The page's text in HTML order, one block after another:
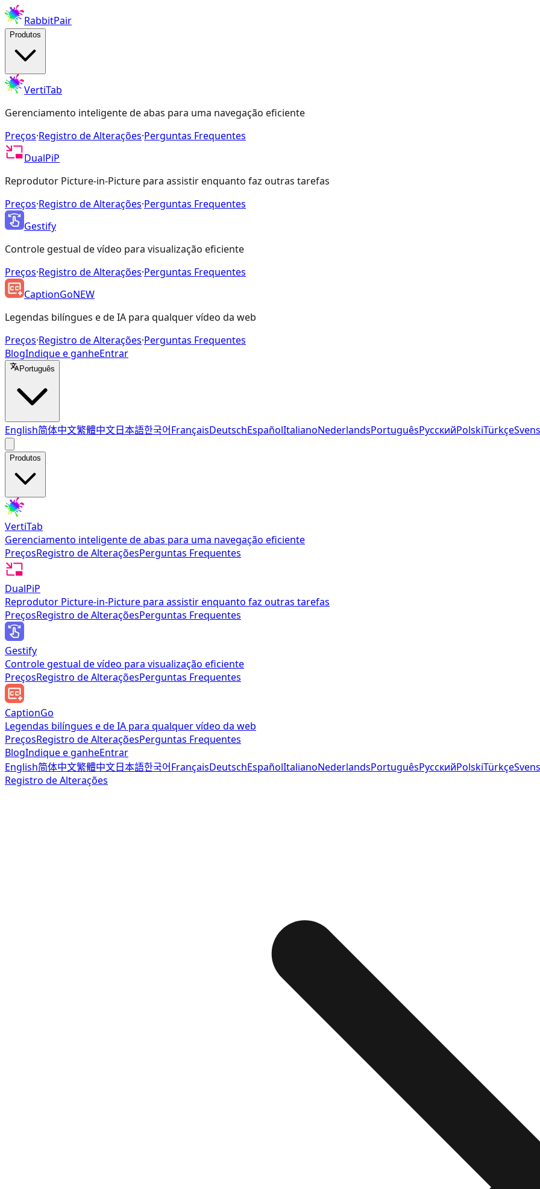
RabbitPair
Produtos
VertiTab
Gerenciamento inteligente de abas para uma navegação eficiente
Preços·Registro de Alterações·Perguntas Frequentes
DualPiP
Reprodutor Picture-in-Picture para assistir enquanto faz outras tarefas
Preços·Registro de Alterações·Perguntas Frequentes
Gestify
Controle gestual de vídeo para visualização eficiente
Preços·Registro de Alterações·Perguntas Frequentes
CaptionGoNEW
Legendas bilíngues e de IA para qualquer vídeo da web
Preços·Registro de Alterações·Perguntas Frequentes
BlogIndique e ganheEntrar
Português
English简体中文繁體中文日本語한국어FrançaisDeutschEspañolItalianoNederlandsPortuguêsРусскийPolskiTürkçe
Produtos
VertiTab
Gerenciamento inteligente de abas para uma navegação eficiente
PreçosRegistro de AlteraçõesPerguntas Frequentes
DualPiP
Reprodutor Picture-in-Picture para assistir enquanto faz outras tarefas
PreçosRegistro de AlteraçõesPerguntas Frequentes
Gestify
Controle gestual de vídeo para visualização eficiente
PreçosRegistro de AlteraçõesPerguntas Frequentes
CaptionGo
Legendas bilíngues e de IA para qualquer vídeo da web
PreçosRegistro de AlteraçõesPerguntas Frequentes
BlogIndique e ganheEntrar
English简体中文繁體中文日本語한국어FrançaisDeutschEspañolItalianoNederlandsPortuguêsРусскийPolskiTürkçe
Registro de Alterações